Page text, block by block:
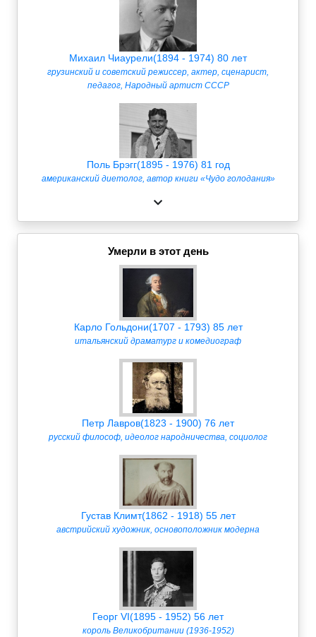
Михаил Чиаурели(1894 - 1974) 80 лет
грузинский и советский режиссер, актер, сценарист,
педагог, Народный артист СССР
Поль Брэгг(1895 - 1976) 81 год
американский диетолог, автор книги «Чудо голодания»
Умерли в этот день
Карло Гольдони(1707 - 1793) 85 лет
итальянский драматург и комедиограф
Петр Лавров(1823 - 1900) 76 лет
русский философ, идеолог народничества, социолог
Густав Климт(1862 - 1918) 55 лет
австрийский художник, основоположник модерна
Георг VI(1895 - 1952) 56 лет
король Великобритании (1936-1952)